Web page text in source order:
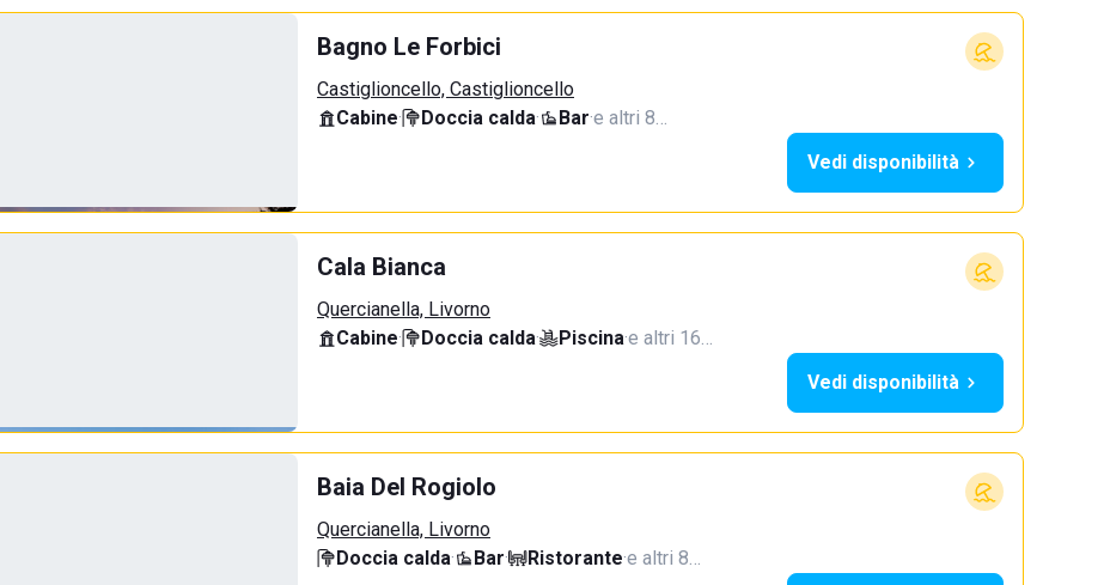
Bagno Le Forbici
Castiglioncello, Castiglioncello
Cabine· Doccia calda· Bar·e altri 8…
Vedi disponibilità
Cala Bianca
Quercianella, Livorno
Cabine· Doccia calda· Piscina·e altri 16…
Vedi disponibilità
Baia Del Rogiolo
Quercianella, Livorno
Doccia calda· Bar· Ristorante·e altri 8…